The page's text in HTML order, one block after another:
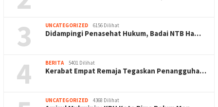
3 UNCATEGORIZED 6156 Dilihat
Didampingi Penasehat Hukum, Badai NTB Ha…
4 BERITA 5401 Dilihat
Kerabat Empat Remaja Tegaskan Penangguha…
UNCATEGORIZED 4368 Dilihat